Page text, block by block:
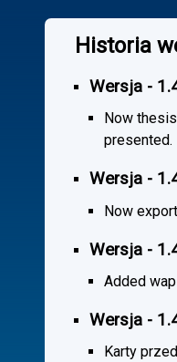
Historia
Wersja -
Now
presented.
Wersja -
Now
Wersja -
Added
Wersja -
Karty